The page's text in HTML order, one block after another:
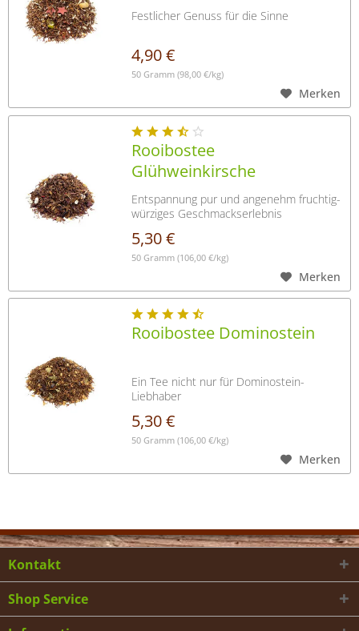
Festlicher Genuss für die Sinne
4,90 €
50 Gramm (98,00 €/kg)
Merken
Rooibostee
Glühweinkirsche
Entspannung pur und angenehm fruchtig-
würziges Geschmackserlebnis
5,30 €
50 Gramm (106,00 €/kg)
Merken
Rooibostee Dominostein
Ein Tee nicht nur für Dominostein-
Liebhaber
5,30 €
50 Gramm (106,00 €/kg)
Merken
Kontakt
Shop Service